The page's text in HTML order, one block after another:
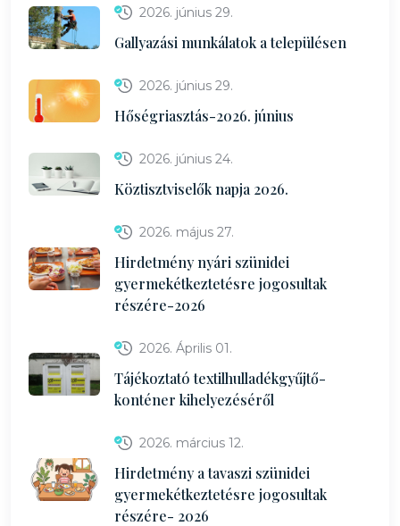
2026. június 29.
Gallyazási munkálatok a településen
2026. június 29.
Hőségriasztás-2026. június
2026. június 24.
Köztisztviselők napja 2026.
2026. május 27.
Hirdetmény nyári szünidei
gyermekétkeztetésre jogosultak
részére-2026
2026. Április 01.
Tájékoztató textilhulladékgyűjtő-
konténer kihelyezéséről
2026. március 12.
Hirdetmény a tavaszi szünidei
gyermekétkeztetésre jogosultak
részére- 2026